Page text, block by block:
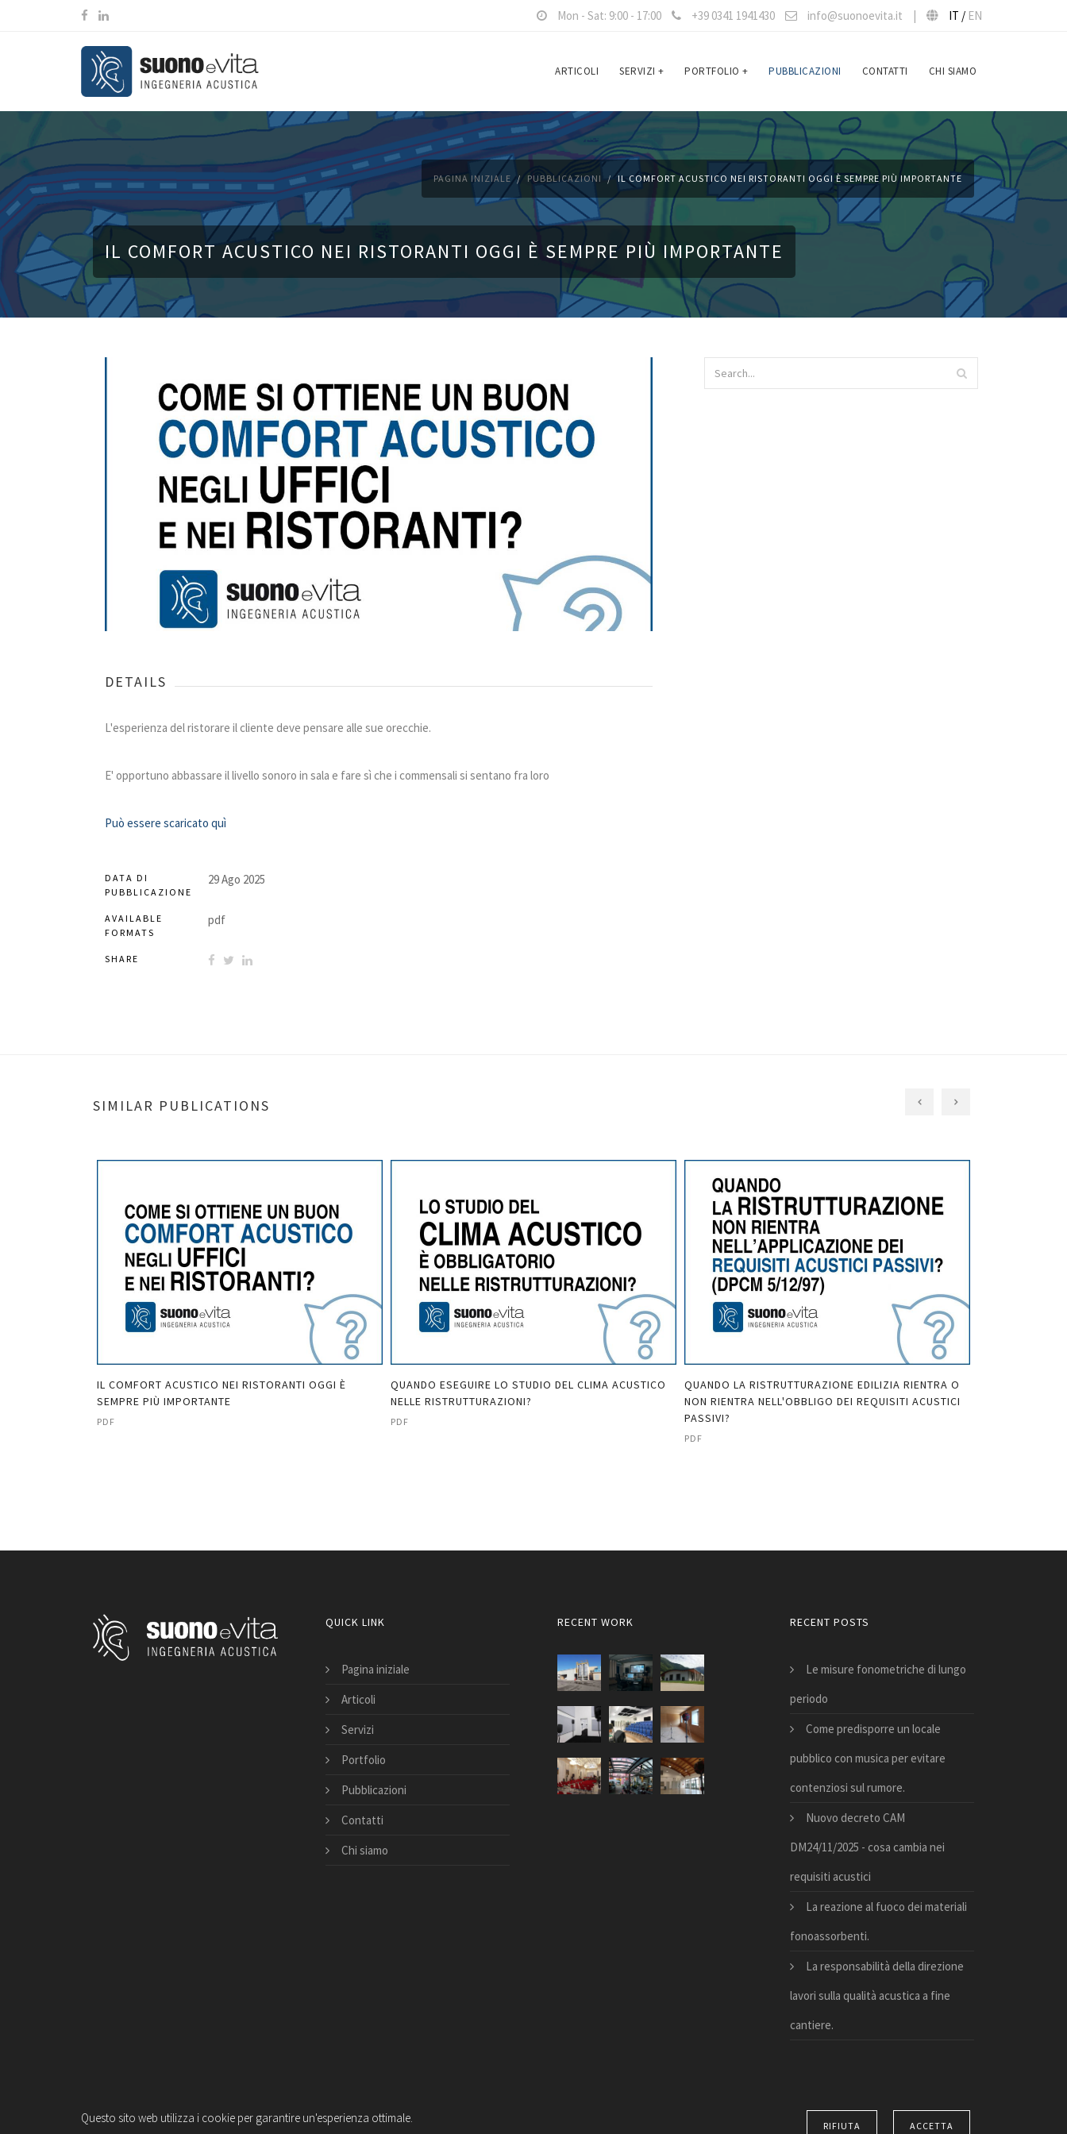
Mon - Sat: 9:00 - 17:00 +39 0341 1941430 info@suonoevita.it | IT / EN
ARTICOLI SERVIZI + PORTFOLIO + PUBBLICAZIONI CONTATTI CHI SIAMO
IL COMFORT ACUSTICO NEI RISTORANTI OGGI È SEMPRE PIÙ IMPORTANTE
PAGINA INIZIALE PUBBLICAZIONI IL COMFORT ACUSTICO NEI RISTORANTI OGGI È SEMPRE PIÙ IMPORTANTE
DETAILS
L'esperienza del ristorare il cliente deve pensare alle sue orecchie.
E' opportuno abbassare il livello sonoro in sala e fare sì che i commensali si sentano fra loro
Può essere scaricato quì
DATA DI
PUBBLICAZIONE
29 Ago 2025
AVAILABLE
FORMATS
pdf
SHARE
SIMILAR PUBLICATIONS
IL COMFORT ACUSTICO NEI RISTORANTI OGGI È
SEMPRE PIÙ IMPORTANTE
PDF
QUANDO ESEGUIRE LO STUDIO DEL CLIMA ACUSTICO
NELLE RISTRUTTURAZIONI?
PDF
QUANDO LA RISTRUTTURAZIONE EDILIZIA RIENTRA O
NON RIENTRA NELL'OBBLIGO DEI REQUISITI ACUSTICI
PASSIVI?
PDF
QUICK LINK
Pagina iniziale
Articoli
Servizi
Portfolio
Pubblicazioni
Contatti
Chi siamo
RECENT WORK RECENT POSTS
Le misure fonometriche di lungo
periodo
Come predisporre un locale
pubblico con musica per evitare
contenziosi sul rumore.
Nuovo decreto CAM
DM24/11/2025 - cosa cambia nei
requisiti acustici
La reazione al fuoco dei materiali
fonoassorbenti.
La responsabilità della direzione
lavori sulla qualità acustica a fine
cantiere.
ACCETTA
RIFIUTA
Questo sito web utilizza i cookie per garantire un'esperienza ottimale.